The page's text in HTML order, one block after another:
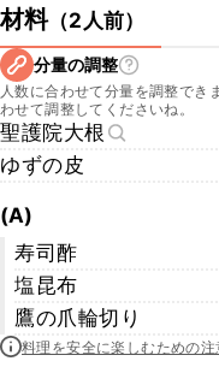
材料（2人前）
分量の調整
人数に合わせて分量を調整でき
わせて調整してくださいね。
聖護院大根
ゆずの皮
(A)
寿司酢
塩昆布
鷹の爪輪切り
料理を安全に楽しむための注